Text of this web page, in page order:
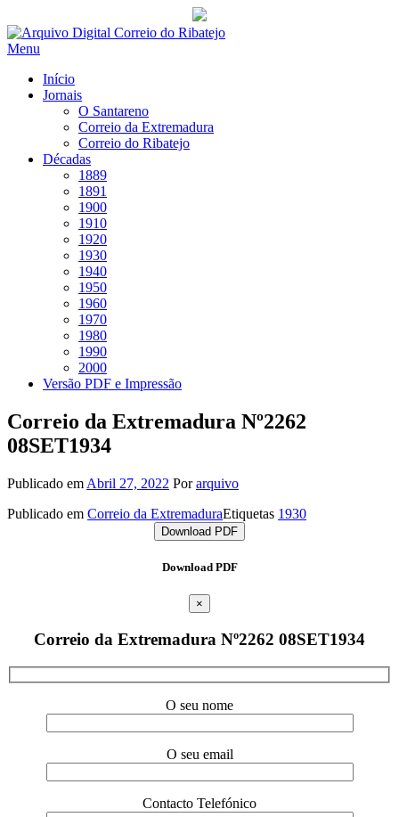
Saltar
para
Menu
Início
Jornais
O Santareno
Correio da Extremadura
Correio do Ribatejo
Décadas
1889
1891
1900
1910
1920
1930
1940
1950
1960
1970
1980
1990
2000
Versão PDF e Impressão
Correio da Extremadura Nº2262
08SET1934
Publicado em Abril 27, 2022 Porarquivo
Publicado em Correio da ExtremaduraEtiquetas 1930
Download PDF
Download PDF
×
Correio da Extremadura Nº2262 08SET1934
O seu nome
O seu email
Contacto Telefónico